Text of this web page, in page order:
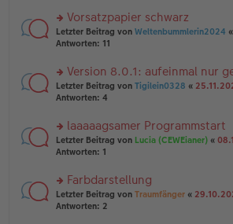
tr
a
g
e
n
er
tr
a
g
n
g
el
e
n
er
tr
a
g
rs
te
n
g
el
e
n
er
tr
a
g
Vorsatzpapier schwarz
Letzter Beitrag von Weltenbummlerin2024 «
Antworten: 11
rs
te
n
g
el
e
n
er
Version 8.0.1: aufeinmal nur
Letzter Beitrag von Tigilein0328 «
Antworten: 4
rs
te
n
g
el
laaaaagsamer Programmstart
Letzter Beitrag von Lucia (CEWEianer) «
Antworten: 1
rs
te
Farbdarstellung
Letzter Beitrag von Traumfänger «
Antworten: 2